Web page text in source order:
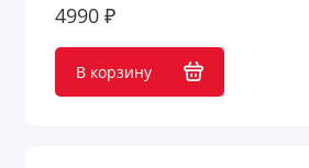
4990 ₽
В корзину